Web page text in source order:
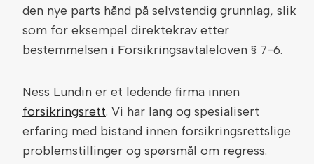
den nye parts hånd på selvstendig grunnlag, slik
som for eksempel direktekrav etter
bestemmelsen i Forsikringsavtaleloven § 7-6.
Ness Lundin er et ledende firma innen
forsikringsrett. Vi har lang og spesialisert
erfaring med bistand innen forsikringsrettslige
problemstillinger og spørsmål om regress.